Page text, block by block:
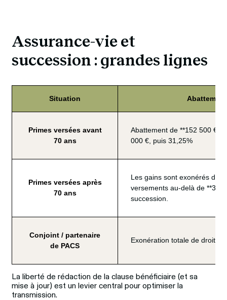
Assurance-vie et
succession : grandes lignes
Situation
Primes versées avant
70 ans
Abattement de **152 500 €**
000 €, puis 31,25%
Primes versées après
70 ans
Les gains sont exonérés de
versements au-delà de **30
succession.
Conjoint / partenaire
de PACS
Exonération totale de droits
La liberté de rédaction de la clause bénéficiaire (et sa
mise à jour) est un levier central pour optimiser la
transmission.